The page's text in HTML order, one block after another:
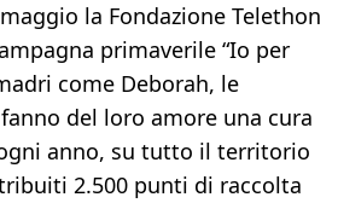
la Fondazione Telethon
primaverile “Io per
come Deborah, le
del loro amore una cura
anno, su tutto il territorio
2.500 punti di raccolta